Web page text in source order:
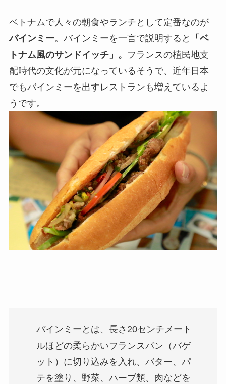
ベトナムで人々の朝食やランチとして定番なのが
バインミー。バインミーを一言で説明すると
「ベ
トナム風のサンドイッチ」。
フランスの植民地支
配時代の文化が元になっているそうで、近年日本
でもバインミーを出すレストランも増えているよ
うです。
バインミーとは、長さ20センチメート
ルほどの柔らかいフランスパン（バゲ
ット）に切り込みを入れ、バター、パ
テを塗り、野菜、ハーブ類、肉などを